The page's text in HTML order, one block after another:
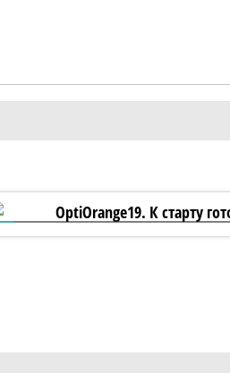
OptiOrange19. К старту готовы!